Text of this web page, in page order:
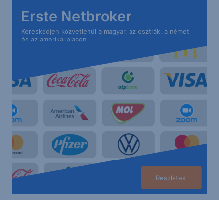
Erste Netbroker
Kereskedjen közvetlenül a magyar, az osztrák, a német
és az amerikai piacon
Részletek